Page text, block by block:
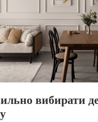
вибирати